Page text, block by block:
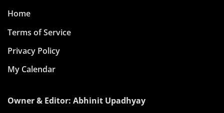
Home
Terms of Service
Privacy Policy
My Calendar
Owner & Editor: Abhinit Upadhyay